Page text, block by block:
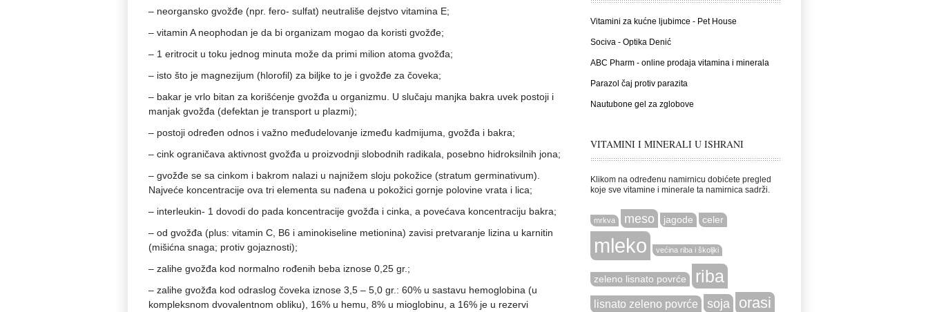
– neorgansko gvožđe (npr. fero- sulfat) neutrališe dejstvo vitamina E;
– vitamin A neophodan je da bi organizam mogao da koristi gvožđe;
– 1 eritrocit u toku jednog minuta može da primi milion atoma gvožđa;
– isto što je magnezijum (hlorofil) za biljke to je i gvožđe za čoveka;
– bakar je vrlo bitan za korišćenje gvožđa u organizmu. U slučaju manjka bakra uvek postoji i
manjak gvožđa (defektan je transport u plazmi);
– postoji određen odnos i važno međudelovanje između kadmijuma, gvožđa i bakra;
– cink ograničava aktivnost gvožđa u proizvodnji slobodnih radikala, posebno hidroksilnih jona;
– gvožđe se sa cinkom i bakrom nalazi u najnižem sloju pokožice (stratum germinativum).
Najveće koncentracije ova tri elementa su nađena u pokožici gornje polovine vrata i lica;
– interleukin- 1 dovodi do pada koncentracije gvožđa i cinka, a povećava koncentraciju bakra;
– od gvožđa (plus: vitamin C, B6 i aminokiseline metionina) zavisi pretvaranje lizina u karnitin
(mišićna snaga; protiv gojaznosti);
– zalihe gvožđa kod normalno rođenih beba iznose 0,25 gr.;
– zalihe gvožđa kod odraslog čoveka iznose 3,5 – 5,0 gr.: 60% u sastavu hemoglobina (u
kompleksnom dvovalentnom obliku), 16% u hemu, 8% u mioglobinu, a 16% je u rezervi
Vitamini za kućne ljubimce - Pet House
Sociva - Optika Denić
ABC Pharm - online prodaja vitamina i minerala
Parazol čaj protiv parazita
Nautubone gel za zglobove
VITAMINI I MINERALI U ISHRANI
Klikom na određenu namirnicu dobićete pregled
koje sve vitamine i minerale ta namirnica sadrži.
mrkva meso jagode celer
mleko većina riba i školjki
zeleno lisnato povrće riba
lisnato zeleno povrće soja
orasi